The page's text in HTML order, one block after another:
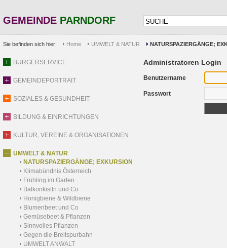
GEMEINDE PARNDORF
Sie befinden sich hier: Home UMWELT & NATUR NATURSPAZIERGÄNGE;
BÜRGERSERVICE
GEMEINDEPORTRAIT
SOZIALES & GESUNDHEIT
BILDUNG & EINRICHTUNGEN
KULTUR, VEREINE & ORGANISATIONEN
UMWELT & NATUR
NATURSPAZIERGÄNGE; EXKURSION
Klimabündnis Österreich
Frühling im Garten
Balkonkistln und Co
Honigbiene & Wildbiene
Blumenbeet und Co
Gemüsebeet & Pflanzen
Sinnvolles Pflanzen
Gegen die Breitspurbahn
UMWELT ANWALT
Administratoren Login
Benutzername
Passwort